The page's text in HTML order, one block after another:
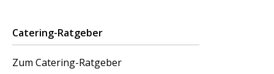
Catering-Ratgeber
Zum Catering-Ratgeber